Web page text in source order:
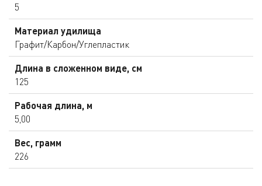
5
Материал удилища
Графит/Карбон/Углепластик
Длина в сложенном виде, см
125
Рабочая длина, м
5,00
Вес, грамм
226